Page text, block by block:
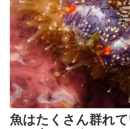
魚はたくさん群れて